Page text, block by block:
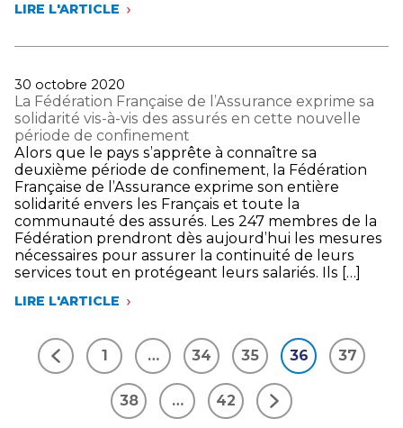
ŒUVRE
CRÉDIT
INCITANT
À
L’ANNULATION
DES
LOYERS
DES
COMMERCES
FERMÉS
LIRE L'ARTICLE
FRANCK
VALLOIS
NOMMÉ
DIRECTEUR
GÉNÉRAL
DE
LA
FÉDÉRATION
FRANÇAISE
DE
L’ASSURANCE
Publié
le
30 octobre 2020
La Fédération Française de l’Assurance exprime sa
solidarité vis-à-vis des assurés en cette nouvelle
période de confinement
Alors que le pays s’apprête à connaître sa
deuxième période de confinement, la Fédération
Française de l’Assurance exprime son entière
solidarité envers les Français et toute la
communauté des assurés. Les 247 membres de la
Fédération prendront dès aujourd’hui les mesures
nécessaires pour assurer la continuité de leurs
services tout en protégeant leurs salariés. Ils […]
LIRE L'ARTICLE
LA
FRANÇAISE
L’ASSURANCE
Précédent
1 … 34 35 36 37
38 … 42
Suivant